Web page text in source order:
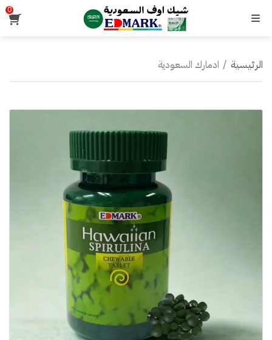
القائمة
0
الرئيسية / ادمارك السعودية